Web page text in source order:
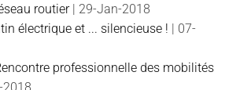
routier | 29-Jan-2018
électrique et ... silencieuse ! | 07-
professionnelle des mobilités